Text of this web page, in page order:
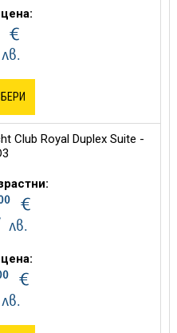
Club Royal Duplex Suite -
€
лв.
€